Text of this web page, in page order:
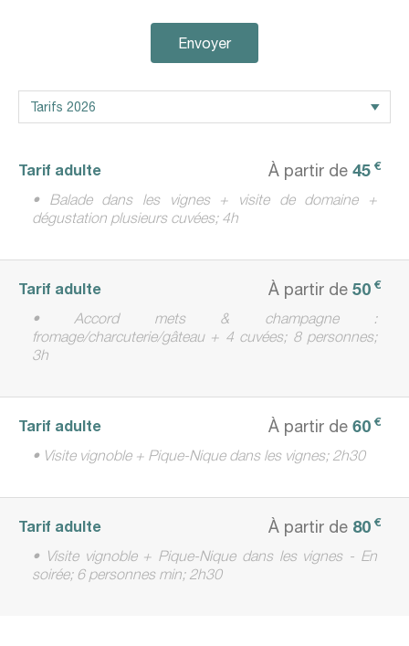
Envoyer
Tarif adulte À partir de 45 €
• Balade dans les vignes + visite de domaine +
dégustation plusieurs cuvées; 4h
Tarif adulte À partir de 50 €
• Accord mets & champagne :
fromage/charcuterie/gâteau + 4 cuvées; 8 personnes;
3h
Tarif adulte À partir de 60 €
• Visite vignoble + Pique-Nique dans les vignes; 2h30
Tarif adulte À partir de 80 €
• Visite vignoble + Pique-Nique dans les vignes - En
soirée; 6 personnes min; 2h30